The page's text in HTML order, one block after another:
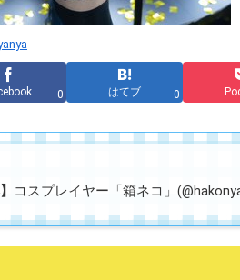
0 はてブ 0
コスプレイヤー「箱ネコ」